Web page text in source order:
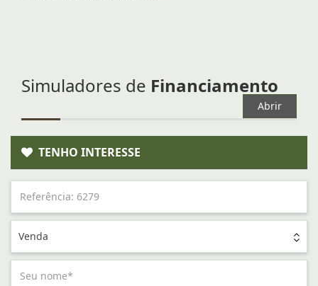
Simuladores de Financiamento
Abrir
TENHO INTERESSE
Venda